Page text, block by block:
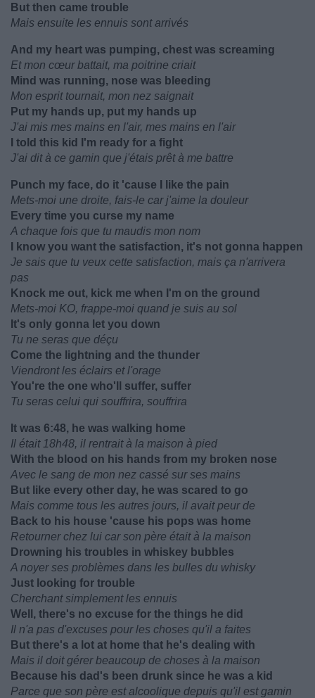
But then came trouble
Mais ensuite les ennuis sont arrivés
And my heart was pumping, chest was screaming
Et mon cœur battait, ma poitrine criait
Mind was running, nose was bleeding
Mon esprit tournait, mon nez saignait
Put my hands up, put my hands up
J'ai mis mes mains en l'air, mes mains en l'air
I told this kid I'm ready for a fight
J'ai dit à ce gamin que j'étais prêt à me battre
Punch my face, do it 'cause I like the pain
Mets-moi une droite, fais-le car j'aime la douleur
Every time you curse my name
A chaque fois que tu maudis mon nom
I know you want the satisfaction, it's not gonna happen
Je sais que tu veux cette satisfaction, mais ça n'arrivera
pas
Knock me out, kick me when I'm on the ground
Mets-moi KO, frappe-moi quand je suis au sol
It's only gonna let you down
Tu ne seras que déçu
Come the lightning and the thunder
Viendront les éclairs et l'orage
You're the one who'll suffer, suffer
Tu seras celui qui souffrira, souffrira
It was 6:48, he was walking home
Il était 18h48, il rentrait à la maison à pied
With the blood on his hands from my broken nose
Avec le sang de mon nez cassé sur ses mains
But like every other day, he was scared to go
Mais comme tous les autres jours, il avait peur de
Back to his house 'cause his pops was home
Retourner chez lui car son père était à la maison
Drowning his troubles in whiskey bubbles
A noyer ses problèmes dans les bulles du whisky
Just looking for trouble
Cherchant simplement les ennuis
Well, there's no excuse for the things he did
Il n'a pas d'excuses pour les choses qu'il a faites
But there's a lot at home that he's dealing with
Mais il doit gérer beaucoup de choses à la maison
Because his dad's been drunk since he was a kid
Parce que son père est alcoolique depuis qu'il est gamin